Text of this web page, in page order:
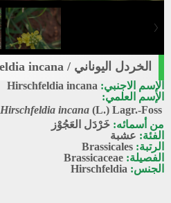
الخردل اليوناني / Hirschfeldia incana
الإسم الاجنبي: Hirschfeldia incana
الإسم العلمي:
Hirschfeldia incana (L.) Lagr.-Foss.
من أسمائه: خَرْدَل العَجُوْز
الفئة: عشبة
الرتبة: Brassicales
الفصيلة: Brassicaceae
الجنس: Hirschfeldia